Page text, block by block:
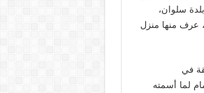
سلوان،
عرف منها منزل
في
لما أسمته